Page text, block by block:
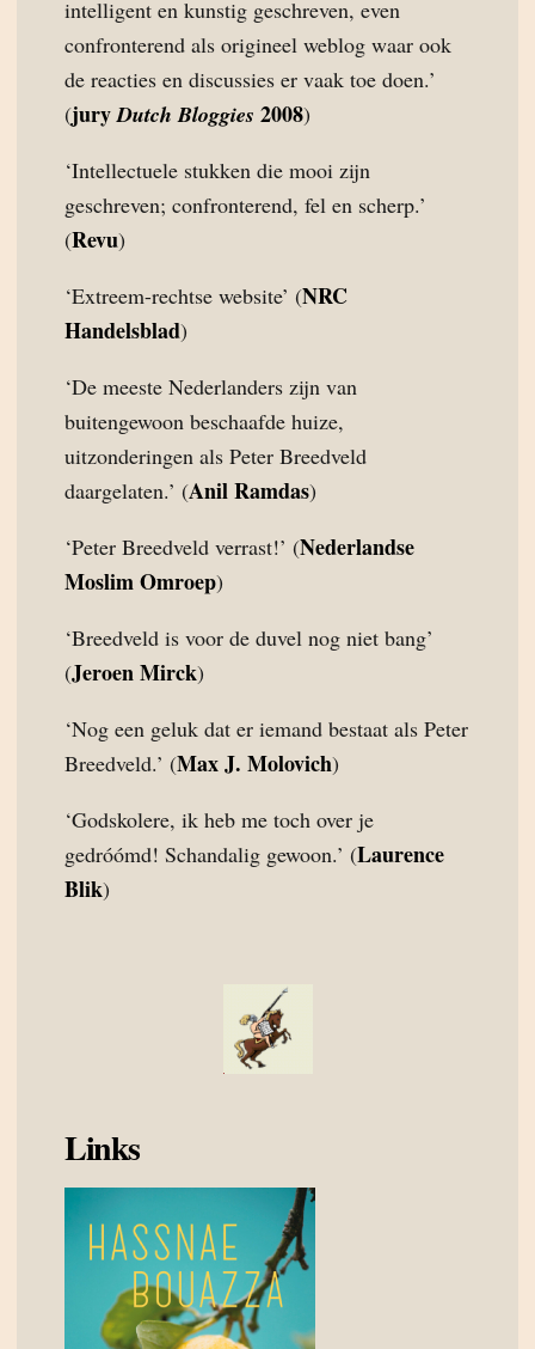
intelligent en kunstig geschreven, even
confronterend als origineel weblog waar ook
de reacties en discussies er vaak toe doen.’
(juryDutch Bloggies 2008)
‘Intellectuele stukken die mooi zijn
geschreven; confronterend, fel en scherp.’
(Revu)
‘Extreem-rechtse website’ (NRC
Handelsblad)
‘De meeste Nederlanders zijn van
buitengewoon beschaafde huize,
uitzonderingen als Peter Breedveld
daargelaten.’ (Anil Ramdas)
‘Peter Breedveld verrast!’ (Nederlandse
Moslim Omroep)
‘Breedveld is voor de duvel nog niet bang’
(Jeroen Mirck)
‘Nog een geluk dat er iemand bestaat als Peter
Breedveld.’ (Max J. Molovich)
‘Godskolere, ik heb me toch over je
gedróómd! Schandalig gewoon.’ (Laurence
Blik)
Links